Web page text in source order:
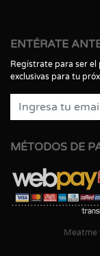
ENTÉRATE
Regístrate para ser
exclusivas para tu
MÉTODOS DE
Meatme